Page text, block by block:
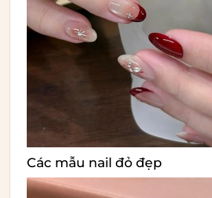
Các mẫu nail đỏ đẹp